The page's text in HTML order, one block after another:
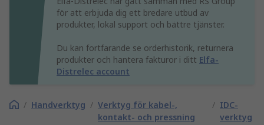
för att erbjuda dig ett bredare utbud av
produkter, lokal support och bättre tjänster.
Du kan fortfarande se orderhistorik, returnera
produkter och hantera fakturor i ditt Elfa-
Distrelec account
/ Handverktyg / Verktyg för kabel-,
kontakt- och pressning
/ IDC-
verktyg